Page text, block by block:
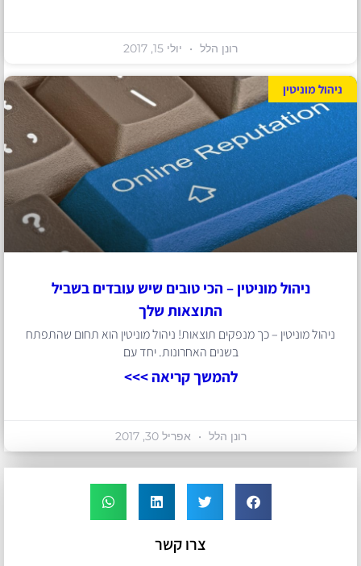
רונן הלל יולי 15, 2017
ניהול מוניטין
ניהול מוניטין – הכי טובים שיש עובדים בשביל
התוצאות שלך
ניהול מוניטין – כך מנפקים תוצאות! ניהול מוניטין הוא תחום שהתפתח
בשנים האחרונות. יחד עם
להמשך קריאה >>>
רונן הלל אפריל 30, 2017
צרו קשר